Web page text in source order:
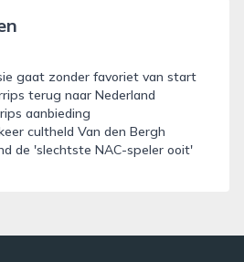
gaat zonder favoriet van start
terug naar Nederland
aanbieding
cultheld Van den Bergh
de 'slechtste NAC-speler ooit'